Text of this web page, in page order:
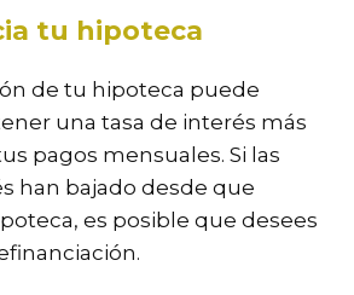
tu hipoteca
de tu hipoteca puede
una tasa de interés más
pagos mensuales. Si las
han bajado desde que
es posible que desees